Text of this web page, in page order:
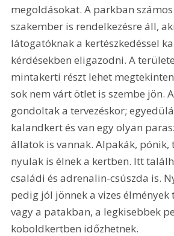
megoldásokat. A parkban
szakember is rendelkezésre áll,
látogatóknak a kertészkedéssel
kérdésekben eligazodni. A
mintakerti részt lehet
sok nem várt ötlet is szembe jön.
gondoltak a tervezéskor;
kalandkert és van egy olyan
állatok is vannak. Alpakák, pónik,
nyulak is élnek a kertben. Itt
családi és adrenalin-csúszda is.
pedig jól jönnek a vizes élmények
vagy a patakban, a legkisebbek
koboldkertben időzhetnek.